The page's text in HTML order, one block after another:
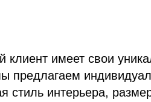
имеет свои
предлагаем
стиль интерьера,